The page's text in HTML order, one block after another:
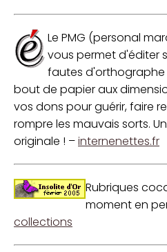
Le PMG (personal
vous permet d'éditer
fautes
bout de papier aux
vos dons pour guérir, faire
rompre les mauvais sorts.
originale ! –internenettes.fr
Rubriques
moment en
collections